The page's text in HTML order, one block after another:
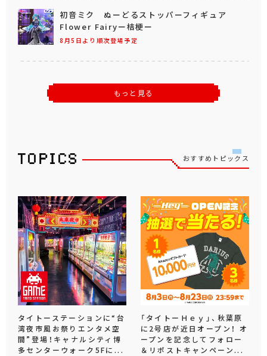
8月5日より順次登場予定
初音ミク ぬーどるストッパーフィギュア
Flower Fairyー桔梗ー
もっと見る
おすすめトピックス
タイトーステーションに“台
湾夜市風お祭りエンタメ空
間”登場！キャナルシティ博
多センターウォーク5Fに...
「タイトーＨｅｙ」、秋葉原
に2号店が近日オープン！ オ
ープンを記念してフォロー
＆リポストキャンペーン...